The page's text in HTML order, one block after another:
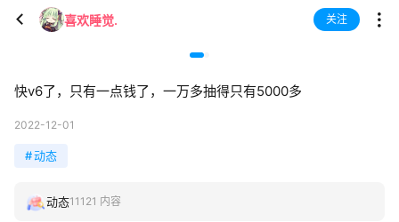
喜欢睡觉. 关注
快v6了，只有一点钱了，一万多抽得只有5000多
2022-12-01
#动态
动态11121 内容